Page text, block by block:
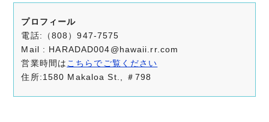
プロフィール
電話:（808）947-7575
Mail : HARADAD004@hawaii.rr.com
営業時間は こちらでご覧ください
住所:1580 Makaloa St., ＃798